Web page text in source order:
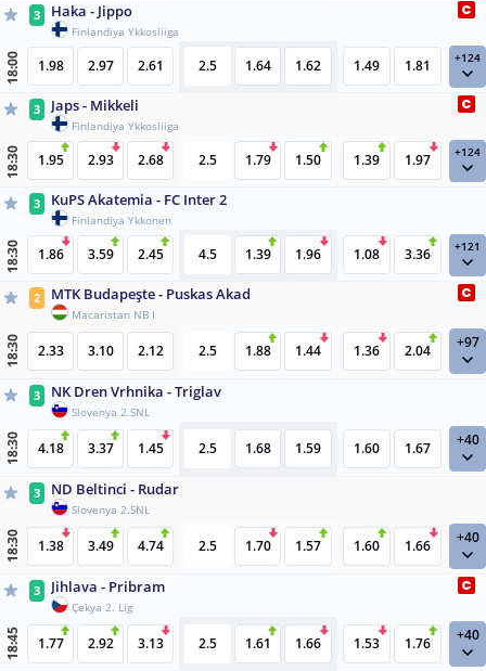
3 Haka - Jippo
Finlandiya Ykkosliiga
18:00 1.98 2.97 2.61 2.5 1.64 1.62 1.49 1.81 +124
3 Japs - Mikkeli
Finlandiya Ykkosliiga
18:30 1.95 2.93 2.68 2.5 1.79 1.50 1.39 1.97 +124
3 KuPS Akatemia - FC Inter 2
Finlandiya Ykkonen
18:30 1.86 3.59 2.45 4.5 1.39 1.96 1.08 3.36 +121
2 MTK Budapeşte - Puskas Akad
Macaristan NB I
18:30 2.33 3.10 2.12 2.5 1.88 1.44 1.36 2.04 +97
3 NK Dren Vrhnika - Triglav
Slovenya 2.SNL
18:30 4.18 3.37 1.45 2.5 1.68 1.59 1.60 1.67 +40
3 ND Beltinci - Rudar
Slovenya 2.SNL
18:30 1.38 3.49 4.74 2.5 1.70 1.57 1.60 1.66 +40
3 Jihlava - Pribram
Çekya 2. Lig
18:45 1.77 2.92 3.13 2.5 1.61 1.66 1.53 1.76 +40